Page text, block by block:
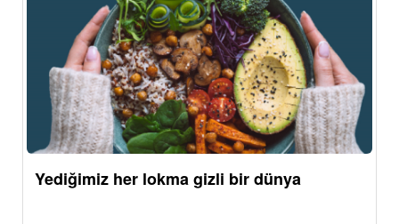
Yediğimiz her lokma gizli bir dünya